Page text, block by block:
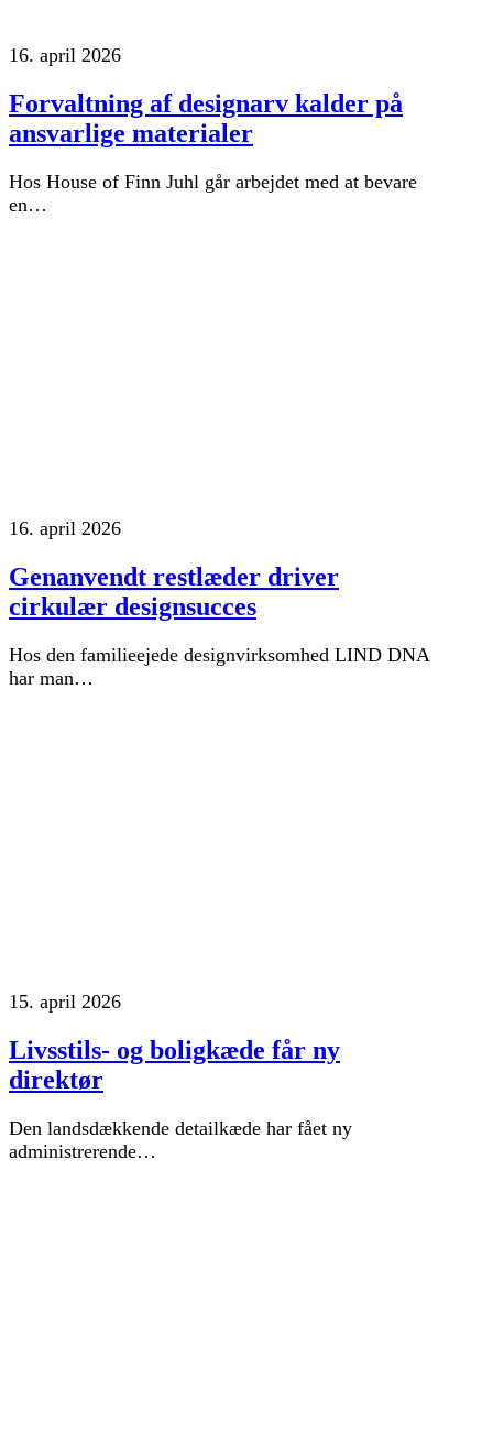
16. april 2026
Forvaltning af designarv kalder på
ansvarlige materialer
Hos House of Finn Juhl går arbejdet med at bevare
en…
16. april 2026
Genanvendt restlæder driver
cirkulær designsucces
Hos den familieejede designvirksomhed LIND DNA
har man…
15. april 2026
Livsstils- og boligkæde får ny
direktør
Den landsdækkende detailkæde har fået ny
administrerende…